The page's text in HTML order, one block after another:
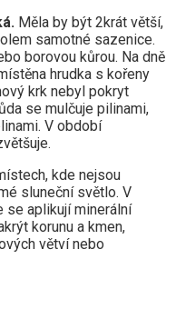
Měla by být 2krát větší,
samotné sazenice.
borovou kůrou. Na dně
hrudka s kořeny
krk nebyl pokryt
se mulčuje pilinami,
V období
kde nejsou
sluneční světlo. V
se aplikují minerální
korunu a kmen,
větví nebo